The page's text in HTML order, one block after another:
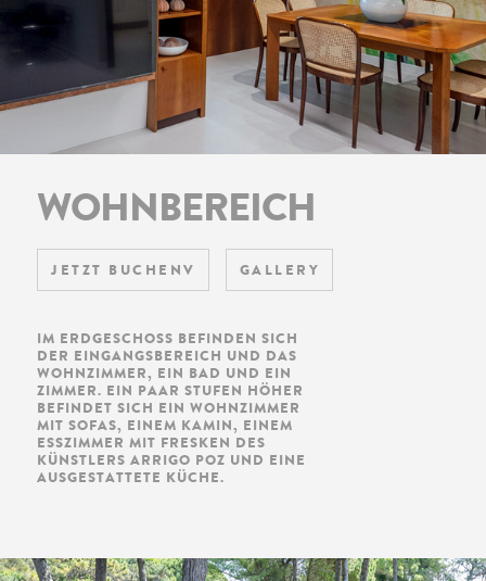
WOHNBEREICH
JETZT BUCHENV GALLERY
IM ERDGESCHOSS BEFINDEN SICH
DER EINGANGSBEREICH UND DAS
WOHNZIMMER, EIN BAD UND EIN
ZIMMER. EIN PAAR STUFEN HÖHER
BEFINDET SICH EIN WOHNZIMMER
MIT SOFAS, EINEM KAMIN, EINEM
ESSZIMMER MIT FRESKEN DES
KÜNSTLERS ARRIGO POZ UND EINE
AUSGESTATTETE KÜCHE.